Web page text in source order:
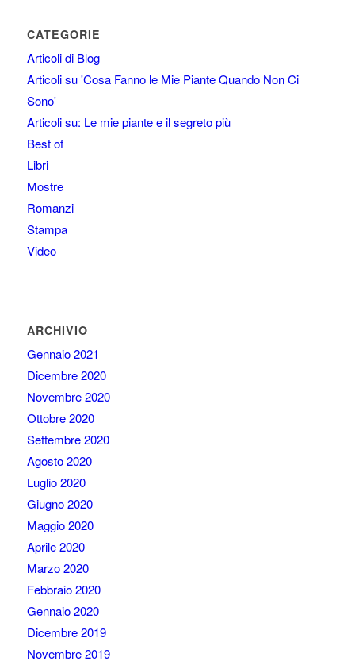
CATEGORIE
Articoli di Blog
Articoli su 'Cosa Fanno le Mie Piante Quando Non Ci
Sono'
Articoli su: Le mie piante e il segreto più
Best of
Libri
Mostre
Romanzi
Stampa
Video
ARCHIVIO
Gennaio 2021
Dicembre 2020
Novembre 2020
Ottobre 2020
Settembre 2020
Agosto 2020
Luglio 2020
Giugno 2020
Maggio 2020
Aprile 2020
Marzo 2020
Febbraio 2020
Gennaio 2020
Dicembre 2019
Novembre 2019